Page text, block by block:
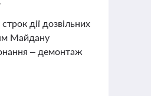
дії дозвільних
Майдану
– демонтаж